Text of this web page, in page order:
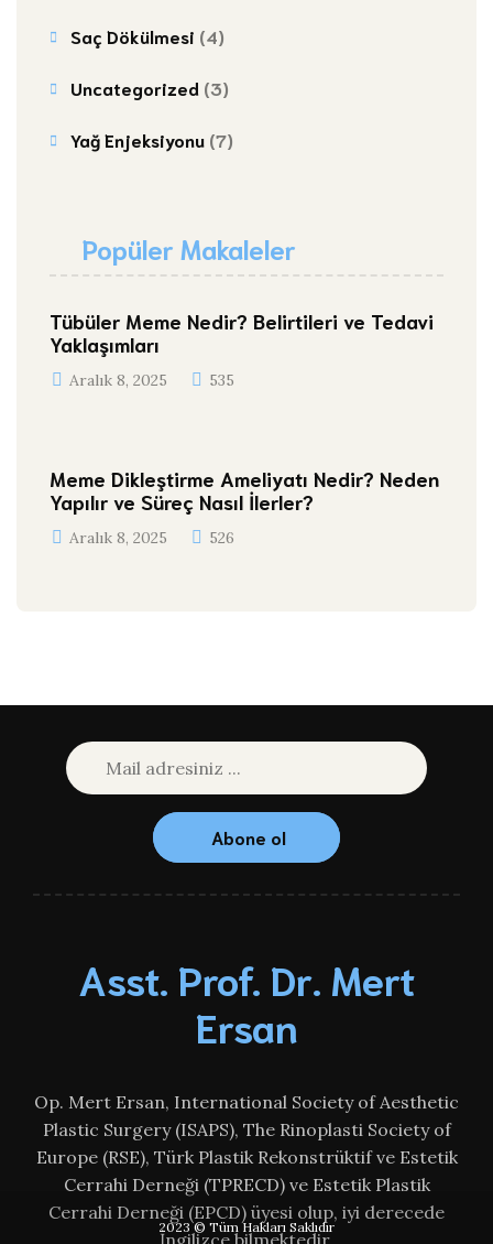
Saç Dökülmesi (4)
Uncategorized (3)
Yağ Enjeksiyonu (7)
Popüler Makaleler
Tübüler Meme Nedir? Belirtileri ve Tedavi
Yaklaşımları
Aralık 8, 2025 535
Meme Dikleştirme Ameliyatı Nedir? Neden
Yapılır ve Süreç Nasıl İlerler?
Aralık 8, 2025 526
Abone ol
Asst. Prof. Dr. Mert
Ersan
Op. Mert Ersan, International Society of Aesthetic
Plastic Surgery (ISAPS), The Rinoplasti Society of
Europe (RSE), Türk Plastik Rekonstrüktif ve Estetik
Cerrahi Derneği (TPRECD) ve Estetik Plastik
Cerrahi Derneği (EPCD) üyesi olup, iyi derecede
İngilizce bilmektedir.
2023 © Tüm Hakları Saklıdır